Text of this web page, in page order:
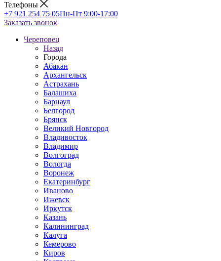
Телефоны
+7 921 254 75 05Пн-Пт 9:00-17:00
Заказать звонок
Череповец
Назад
Города
Абакан
Архангельск
Астрахань
Балашиха
Барнаул
Белгород
Брянск
Великий Новгород
Владивосток
Владимир
Волгоград
Вологда
Воронеж
Екатеринбург
Иваново
Ижевск
Иркутск
Казань
Калининград
Калуга
Кемерово
Киров